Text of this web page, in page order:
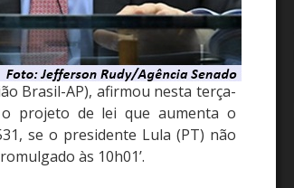
Brasil-AP), afirmou nesta terça-
projeto de lei que aumenta o
se o presidente Lula (PT) não
às 10h01’.